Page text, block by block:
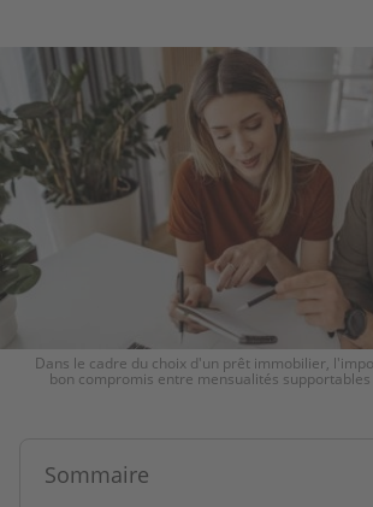
Dans le cadre du choix d'un prêt immobilier,
bon compromis entre mensualités
Sommaire